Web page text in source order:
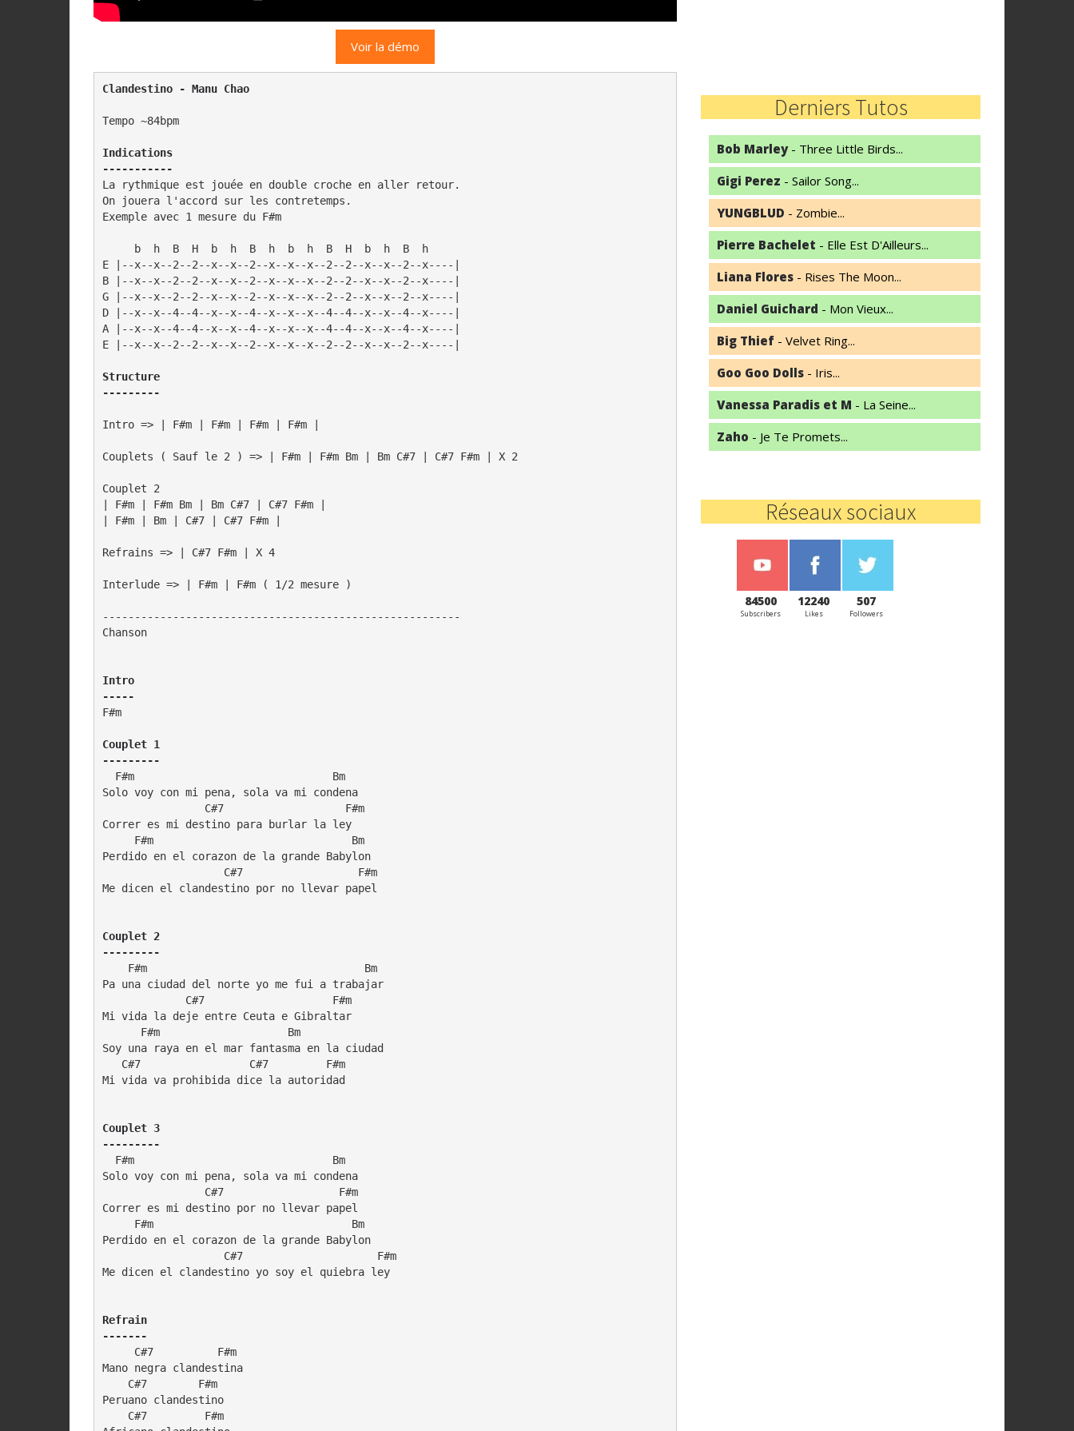
Voir la démo
Clandestino - Manu Chao
Tempo ~84bpm
Indications
-----------
La rythmique est jouée en double croche en aller retour.
On jouera l'accord sur les contretemps.
Exemple avec 1 mesure du F#m
     b  h  B  H  b  h  B  h  b  h  B  H  b  h  B  h
E |--x--x--2--2--x--x--2--x--x--x--2--2--x--x--2--x----|
B |--x--x--2--2--x--x--2--x--x--x--2--2--x--x--2--x----|
G |--x--x--2--2--x--x--2--x--x--x--2--2--x--x--2--x----|
D |--x--x--4--4--x--x--4--x--x--x--4--4--x--x--4--x----|
A |--x--x--4--4--x--x--4--x--x--x--4--4--x--x--4--x----|
E |--x--x--2--2--x--x--2--x--x--x--2--2--x--x--2--x----|
Structure
---------
Intro => | F#m | F#m | F#m | F#m |
Couplets ( Sauf le 2 ) => | F#m | F#m Bm | Bm C#7 | C#7 F#m | X 2
Couplet 2
| F#m | F#m Bm | Bm C#7 | C#7 F#m |
| F#m | Bm | C#7 | C#7 F#m |
Refrains => | C#7 F#m | X 4
Interlude => | F#m | F#m ( 1/2 mesure )
--------------------------------------------------------
Chanson
Intro
-----
F#m
Couplet 1
---------
  F#m                               Bm
Solo voy con mi pena, sola va mi condena
                C#7                   F#m
Correr es mi destino para burlar la ley
     F#m                               Bm
Perdido en el corazon de la grande Babylon
                   C#7                  F#m
Me dicen el clandestino por no llevar papel
Couplet 2
---------
    F#m                                  Bm
Pa una ciudad del norte yo me fui a trabajar
             C#7                    F#m
Mi vida la deje entre Ceuta e Gibraltar
      F#m                    Bm
Soy una raya en el mar fantasma en la ciudad
   C#7                 C#7         F#m
Mi vida va prohibida dice la autoridad
Couplet 3
---------
  F#m                               Bm
Solo voy con mi pena, sola va mi condena
                C#7                  F#m
Correr es mi destino por no llevar papel
     F#m                               Bm
Perdido en el corazon de la grande Babylon
                   C#7                     F#m
Me dicen el clandestino yo soy el quiebra ley
Refrain
-------
     C#7          F#m
Mano negra clandestina
    C#7        F#m
Peruano clandestino
    C#7         F#m
Derniers Tutos
Bob Marley- Three Little Birds...
Gigi Perez - Sailor Song...
YUNGBLUD - Zombie...
Pierre Bachelet - Elle Est D'Ailleurs...
Liana Flores - Rises The Moon...
Daniel Guichard - Mon Vieux...
Big Thief - Velvet Ring...
Goo Goo Dolls - Iris...
Vanessa Paradis et M - La Seine...
Zaho - Je Te Promets...
Réseaux sociaux
84500
Subscribers
12240
Likes
507
Followers